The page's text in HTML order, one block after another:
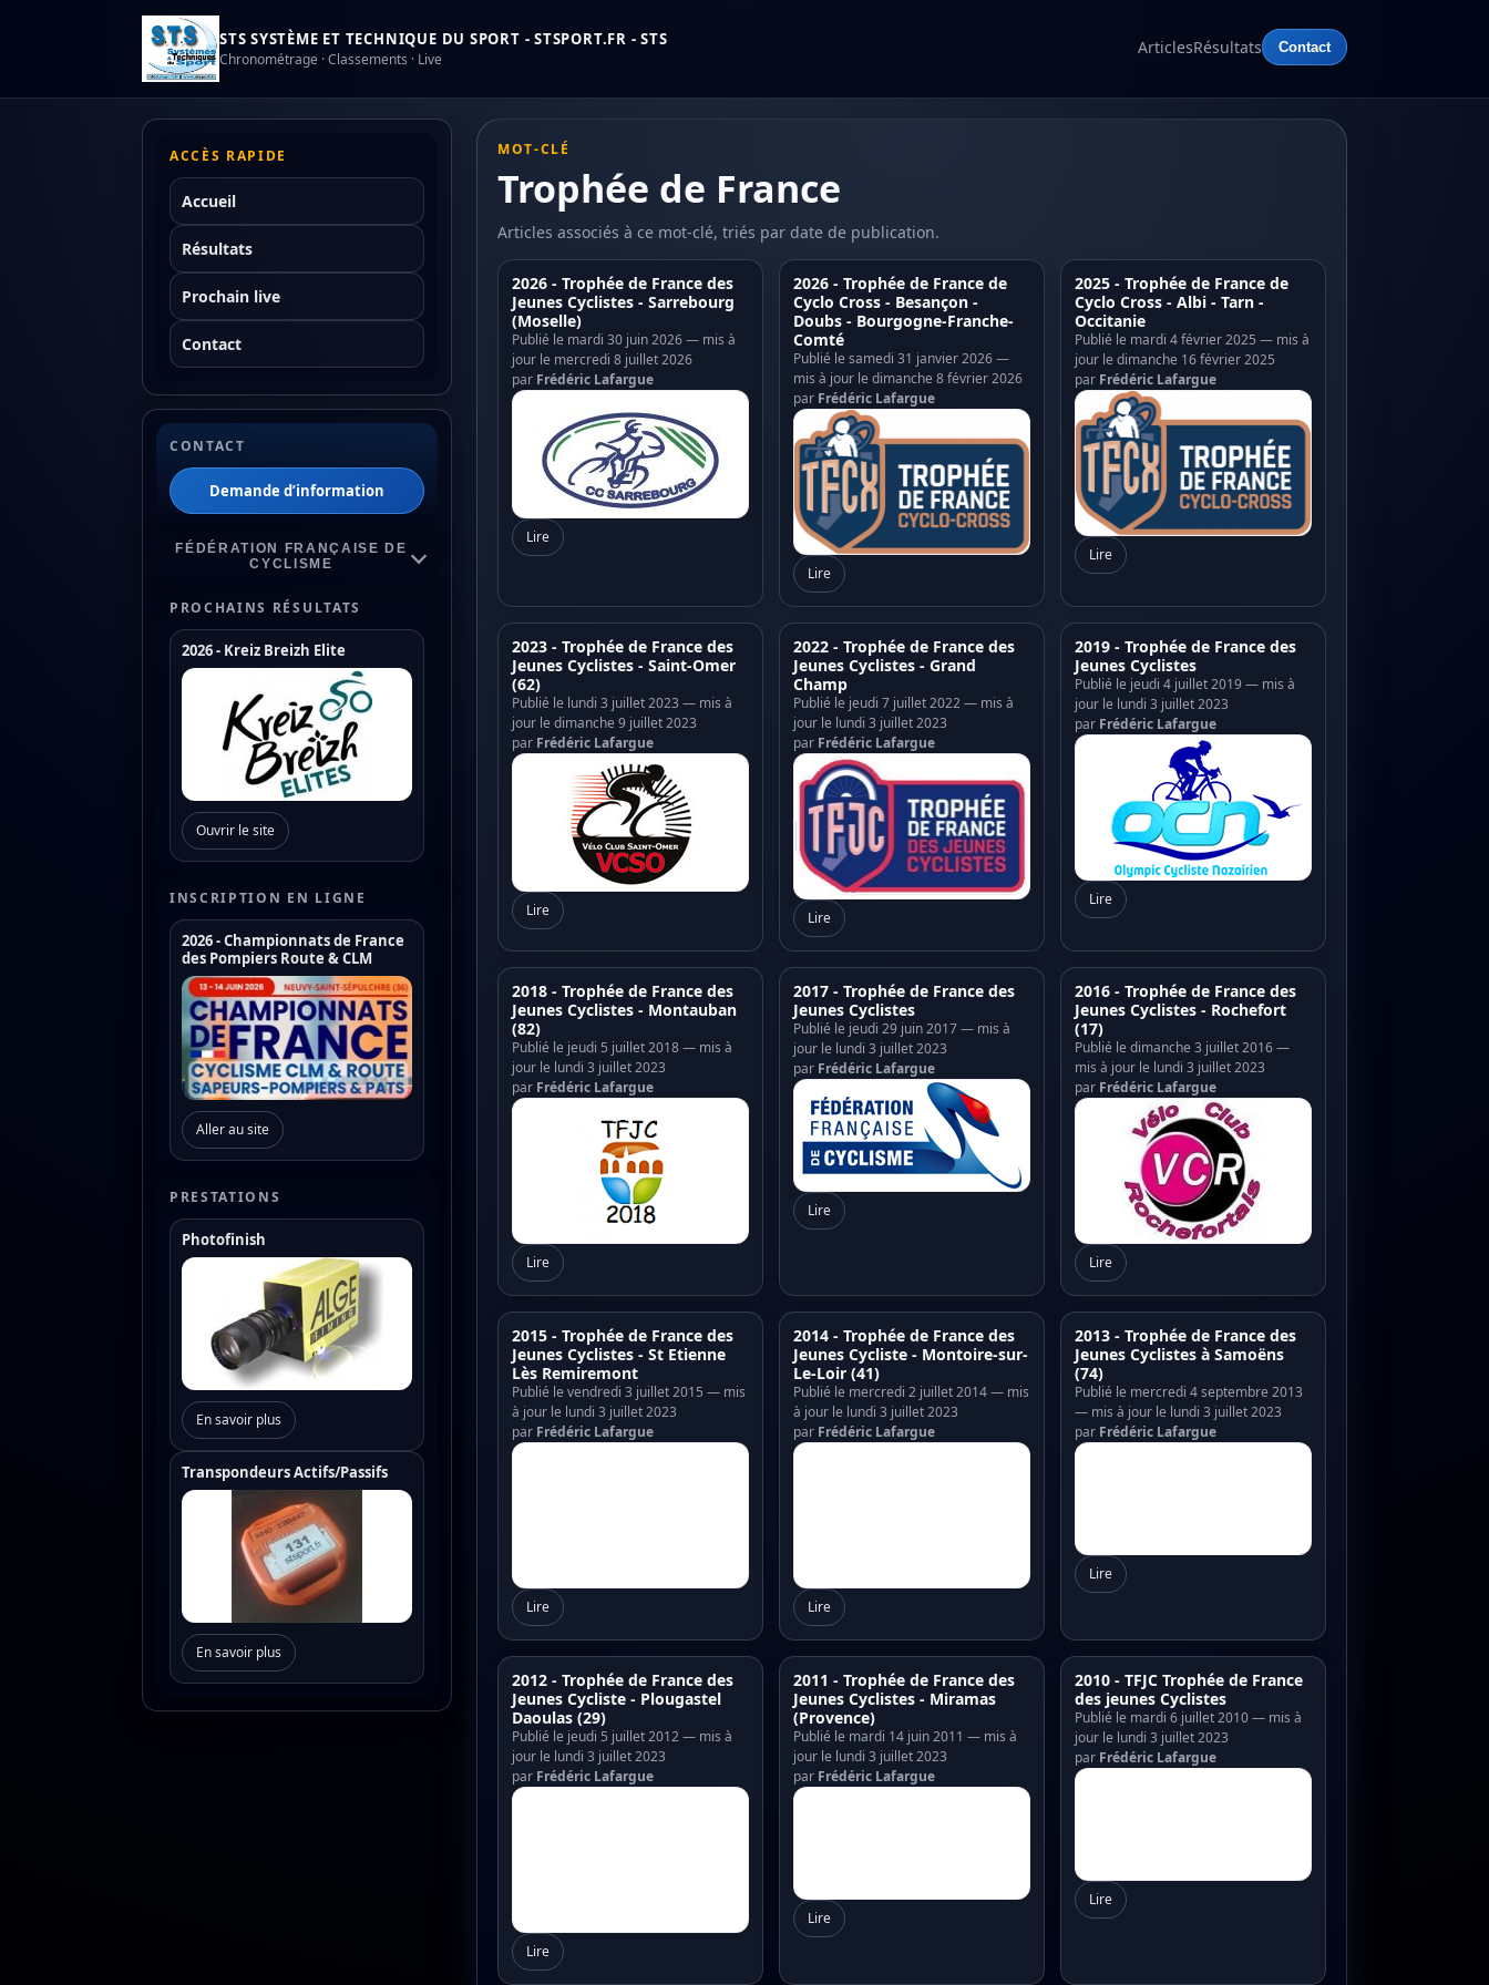
STS SYSTÈME ET TECHNIQUE DU SPORT - STSPORT.FR - STS
Chronométrage · Classements · Live
ArticlesRésultats Contact
ACCÈS RAPIDE
Accueil
Résultats
Prochain live
Contact
CONTACT
Demande d’information
FÉDÉRATION FRANÇAISE DE
CYCLISME
Championnats de France
Coupe de France Cyclo Cross
Coupe de France N1
Coupe de France N2
Coupe de France N3
Coupe de France U17
Coupe de France U19
Trophée de France
PROCHAINS RÉSULTATS
2026 - Kreiz Breizh Elite
Ouvrir le site
INSCRIPTION EN LIGNE
2026 - Championnats de France
des Pompiers Route & CLM
Aller au site
PRESTATIONS
Photofinish
En savoir plus
Transpondeurs Actifs/Passifs
En savoir plus
MOT-CLÉ
Trophée de France
Articles associés à ce mot-clé, triés par date de publication.
2026 - Trophée de France des
Jeunes Cyclistes - Sarrebourg
(Moselle)
Publié le mardi 30 juin 2026 — mis à
jour le mercredi 8 juillet 2026
par Frédéric Lafargue
Lire
2026 - Trophée de France de
Cyclo Cross - Besançon -
Doubs - Bourgogne-Franche-
Comté
Publié le samedi 31 janvier 2026 —
mis à jour le dimanche 8 février 2026
par Frédéric Lafargue
Lire
2025 - Trophée de France de
Cyclo Cross - Albi - Tarn -
Occitanie
Publié le mardi 4 février 2025 — mis à
jour le dimanche 16 février 2025
par Frédéric Lafargue
Lire
2023 - Trophée de France des
Jeunes Cyclistes - Saint-Omer
(62)
Publié le lundi 3 juillet 2023 — mis à
jour le dimanche 9 juillet 2023
par Frédéric Lafargue
Lire
2022 - Trophée de France des
Jeunes Cyclistes - Grand
Champ
Publié le jeudi 7 juillet 2022 — mis à
jour le lundi 3 juillet 2023
par Frédéric Lafargue
Lire
2019 - Trophée de France des
Jeunes Cyclistes
Publié le jeudi 4 juillet 2019 — mis à
jour le lundi 3 juillet 2023
par Frédéric Lafargue
Lire
2018 - Trophée de France des
Jeunes Cyclistes - Montauban
(82)
Publié le jeudi 5 juillet 2018 — mis à
jour le lundi 3 juillet 2023
par Frédéric Lafargue
Lire
2017 - Trophée de France des
Jeunes Cyclistes
Publié le jeudi 29 juin 2017 — mis à
jour le lundi 3 juillet 2023
par Frédéric Lafargue
Lire
2016 - Trophée de France des
Jeunes Cyclistes - Rochefort
(17)
Publié le dimanche 3 juillet 2016 —
mis à jour le lundi 3 juillet 2023
par Frédéric Lafargue
Lire
2015 - Trophée de France des
Jeunes Cyclistes - St Etienne
Lès Remiremont
Publié le vendredi 3 juillet 2015 — mis
à jour le lundi 3 juillet 2023
par Frédéric Lafargue
Lire
2014 - Trophée de France des
Jeunes Cycliste - Montoire-sur-
Le-Loir (41)
Publié le mercredi 2 juillet 2014 — mis
à jour le lundi 3 juillet 2023
par Frédéric Lafargue
Lire
2013 - Trophée de France des
Jeunes Cyclistes à Samoëns
(74)
Publié le mercredi 4 septembre 2013
— mis à jour le lundi 3 juillet 2023
par Frédéric Lafargue
Lire
2012 - Trophée de France des
Jeunes Cycliste - Plougastel
Daoulas (29)
Publié le jeudi 5 juillet 2012 — mis à
jour le lundi 3 juillet 2023
par Frédéric Lafargue
Lire
2011 - Trophée de France des
Jeunes Cyclistes - Miramas
(Provence)
Publié le mardi 14 juin 2011 — mis à
jour le lundi 3 juillet 2023
par Frédéric Lafargue
Lire
2010 - TFJC Trophée de France
des jeunes Cyclistes
Publié le mardi 6 juillet 2010 — mis à
jour le lundi 3 juillet 2023
par Frédéric Lafargue
Lire